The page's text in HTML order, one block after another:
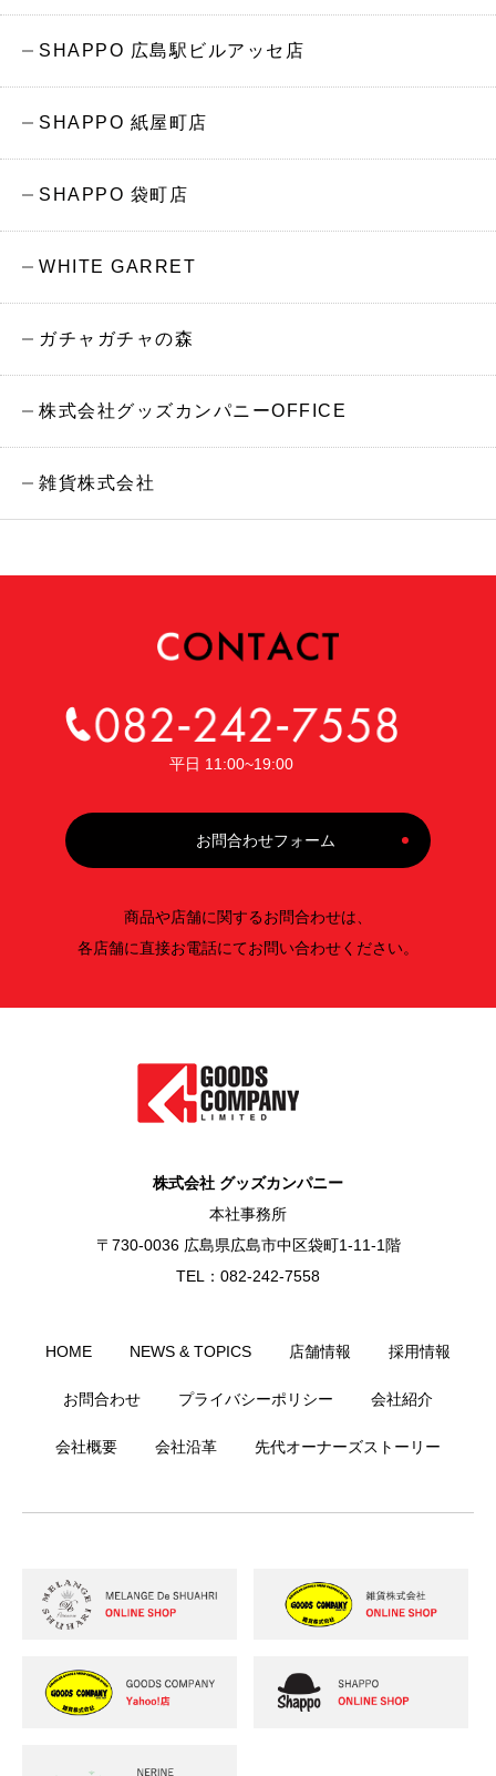
SHAPPO 広島駅ビルアッセ店
SHAPPO 紙屋町店
SHAPPO 袋町店
WHITE GARRET
ガチャガチャの森
株式会社グッズカンパニーOFFICE
雑貨株式会社
平日 11:00~19:00
お問合わせフォーム
商品や店舗に関するお問合わせは、
各店舗に直接お電話にてお問い合わせください。
株式会社 グッズカンパニー
本社事務所
〒730-0036 広島県広島市中区袋町1-11-1階
TEL：082-242-7558
HOME NEWS & TOPICS 店舗情報 採用情報
お問合わせ プライバシーポリシー 会社紹介
会社概要 会社沿革 先代オーナーズストーリー